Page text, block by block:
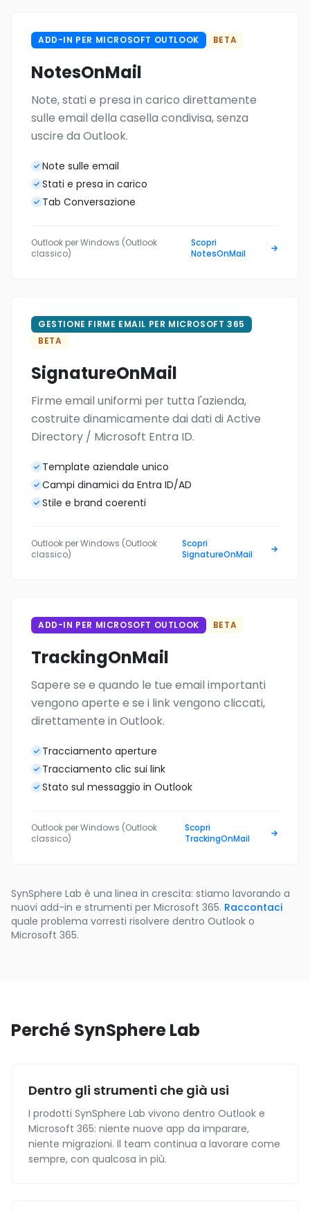
ADD-IN PER MICROSOFT OUTLOOK BETA
NotesOnMail
Note, stati e presa in carico direttamente
sulle email della casella condivisa, senza
uscire da Outlook.
Note sulle email
Stati e presa in carico
Tab Conversazione
Outlook per Windows (Outlook
classico)
Scopri
NotesOnMail
GESTIONE FIRME EMAIL PER MICROSOFT 365
BETA
SignatureOnMail
Firme email uniformi per tutta l'azienda,
costruite dinamicamente dai dati di Active
Directory / Microsoft Entra ID.
Template aziendale unico
Campi dinamici da Entra ID/AD
Stile e brand coerenti
Outlook per Windows (Outlook
classico)
Scopri
SignatureOnMail
ADD-IN PER MICROSOFT OUTLOOK BETA
TrackingOnMail
Sapere se e quando le tue email importanti
vengono aperte e se i link vengono cliccati,
direttamente in Outlook.
Tracciamento aperture
Tracciamento clic sui link
Stato sul messaggio in Outlook
Outlook per Windows (Outlook
classico)
Scopri
TrackingOnMail
SynSphere Lab è una linea in crescita: stiamo lavorando a
nuovi add-in e strumenti per Microsoft 365. Raccontaci
quale problema vorresti risolvere dentro Outlook o
Microsoft 365.
Perché SynSphere Lab
Dentro gli strumenti che già usi
I prodotti SynSphere Lab vivono dentro Outlook e
Microsoft 365: niente nuove app da imparare,
niente migrazioni. Il team continua a lavorare come
sempre, con qualcosa in più.